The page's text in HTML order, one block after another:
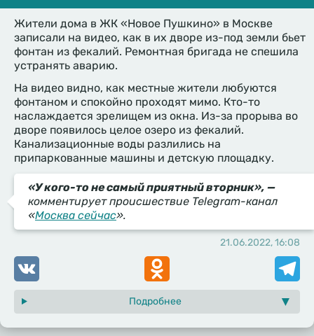
Жители дома в ЖК «Новое Пушкино» в Москве
записали на видео, как в их дворе из-под земли бьет
фонтан из фекалий. Ремонтная бригада не спешила
устранять аварию.
На видео видно, как местные жители любуются
фонтаном и спокойно проходят мимо. Кто-то
наслаждается зрелищем из окна. Из-за прорыва во
дворе появилось целое озеро из фекалий.
Канализационные воды разлились на
припаркованные машины и детскую площадку.
«У кого-то не самый приятный вторник», —
комментирует происшествие Telegram-канал
«Москва сейчас».
21.06.2022, 16:08
VK Odnoklassniki
Подробнее